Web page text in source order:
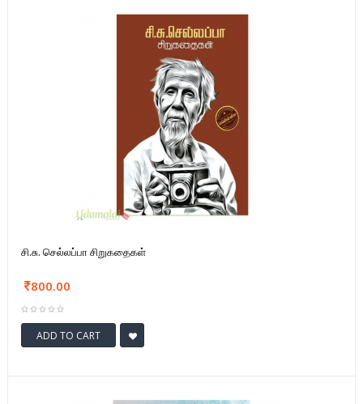
சி.சு. செல்லப்பா சிறுகதைகள்
800.00
ADD TO CART